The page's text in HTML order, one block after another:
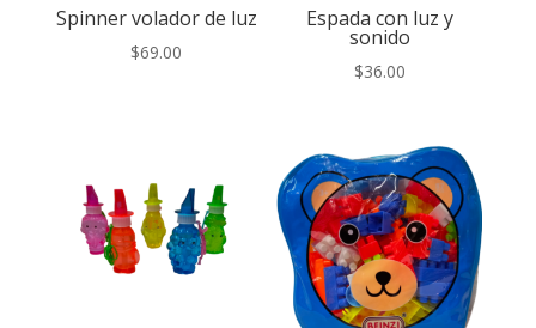
Spinner volador de luz
$69.00
Espada con luz y
sonido
$36.00